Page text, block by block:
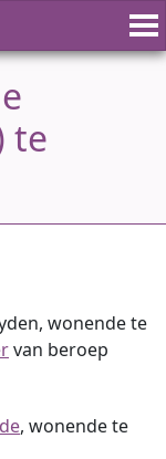
te
wonende te
van beroep
, wonende te